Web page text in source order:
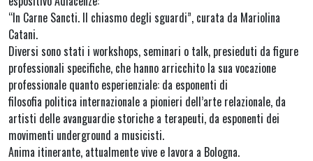
“In Carne Sancti. Il chiasmo degli sguardi”, curata da Mariolina
Catani.
Diversi sono stati i workshops, seminari o talk, presieduti da figure
professionali specifiche, che hanno arricchito la sua vocazione
professionale quanto esperienziale: da esponenti di
filosofia politica internazionale a pionieri dell’arte relazionale, da
artisti delle avanguardie storiche a terapeuti, da esponenti dei
movimenti underground a musicisti.
Anima itinerante, attualmente vive e lavora a Bologna.